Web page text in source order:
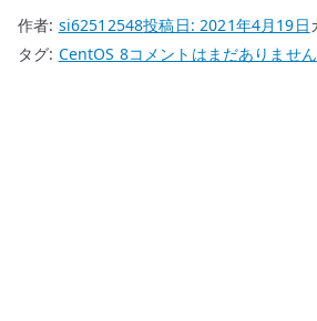
作者: si62512548投稿日:2021年4月19日
タグ: CentOS 8CentOS
コメントはまだありません